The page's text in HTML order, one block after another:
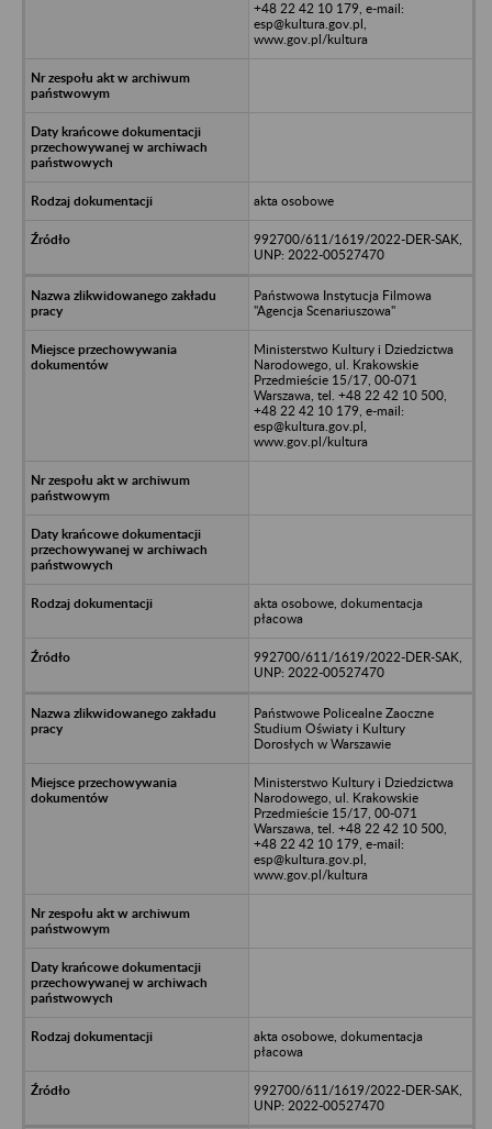
+48 22 42 10 179, e-mail:
esp@kultura.gov.pl,
www.gov.pl/kultura
akta osobowe
992700/611/1619/2022-DER-SAK,
UNP: 2022-00527470
Państwowa Instytucja Filmowa
"Agencja Scenariuszowa"
Ministerstwo Kultury i Dziedzictwa
Narodowego, ul. Krakowskie
Przedmieście 15/17, 00-071
Warszawa, tel. +48 22 42 10 500,
+48 22 42 10 179, e-mail:
esp@kultura.gov.pl,
www.gov.pl/kultura
akta osobowe, dokumentacja
płacowa
992700/611/1619/2022-DER-SAK,
UNP: 2022-00527470
Państwowe Policealne Zaoczne
Studium Oświaty i Kultury
Dorosłych w Warszawie
Ministerstwo Kultury i Dziedzictwa
Narodowego, ul. Krakowskie
Przedmieście 15/17, 00-071
Warszawa, tel. +48 22 42 10 500,
+48 22 42 10 179, e-mail:
esp@kultura.gov.pl,
www.gov.pl/kultura
akta osobowe, dokumentacja
płacowa
992700/611/1619/2022-DER-SAK,
UNP: 2022-00527470